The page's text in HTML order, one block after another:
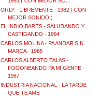
ORLY - LIBREMENTE - 1982 ( CON
MEJOR SONIDO )
EL INDIO BARES - SALUDANDO Y
CASTIGANDO - 1994
CARLOS MOLINA - PA ANDAR SIN
MARCA - 1985
CARLOS ALBERTO TALAS -
FOGONEANDO PA MI GENTE -
1987
INDUSTRIA NACIONAL - LA TARDE
QUE TE AME